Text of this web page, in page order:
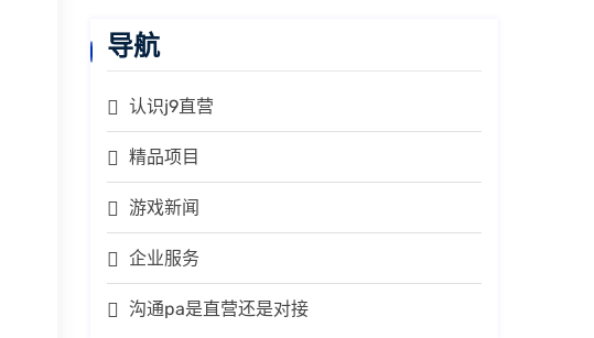
导航
认识j9直营
精品项目
游戏新闻
企业服务
沟通pa是直营还是对接